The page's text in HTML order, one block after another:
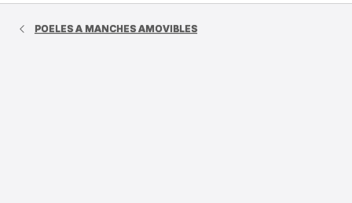
POELES A MANCHES AMOVIBLES